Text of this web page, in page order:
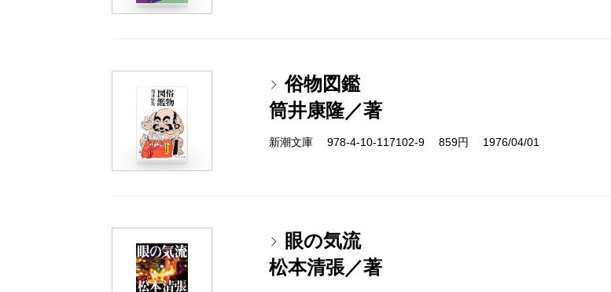
俗物図鑑
筒井康隆／著
新潮文庫 978-4-10-117102-9 859円 1976/04/01
眼の気流
松本清張／著